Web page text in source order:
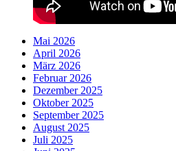
Mai 2026
April 2026
März 2026
Februar 2026
Dezember 2025
Oktober 2025
September 2025
August 2025
Juli 2025